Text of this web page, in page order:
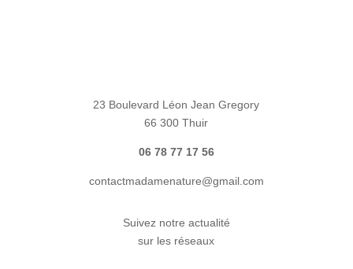
23 Boulevard Léon Jean Gregory
66 300 Thuir
06 78 77 17 56
contactmadamenature@gmail.com
Suivez notre actualité
sur les réseaux